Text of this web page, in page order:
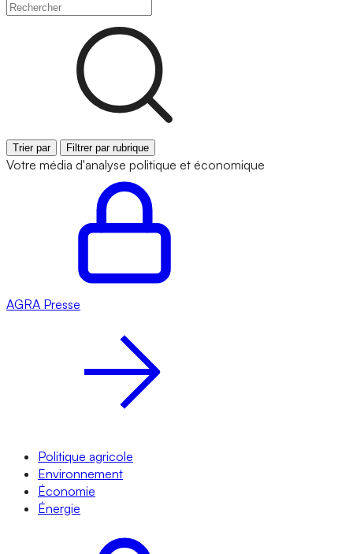
Trier par Filtrer par rubrique
Votre média d'analyse politique et économique
AGRA Presse
Politique agricole
Environnement
Économie
Énergie